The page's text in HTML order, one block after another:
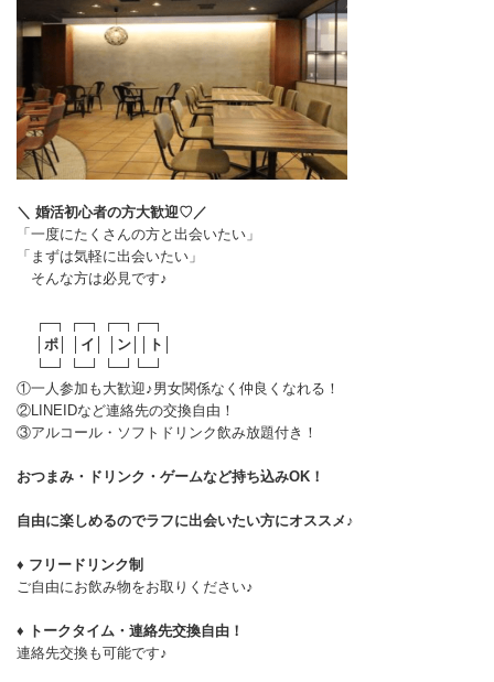
＼ 婚活初心者の方大歓迎♡／
「一度にたくさんの方と出会いたい」
「まずは気軽に出会いたい」
そんな方は必見です♪
┌─┐ ┌─┐ ┌─┐┌─┐
ポ イ ン ト
└─┘ └─┘ └─┘└─┘
①一人参加も大歓迎♪男女関係なく仲良くなれる！
②LINEIDなど連絡先の交換自由！
③アルコール・ソフトドリンク飲み放題付き！
おつまみ・ドリンク・ゲームなど持ち込みOK！
自由に楽しめるのでラフに出会いたい方にオススメ♪
♦ フリードリンク制
ご自由にお飲み物をお取りください♪
♦ トークタイム・連絡先交換自由！
連絡先交換も可能です♪